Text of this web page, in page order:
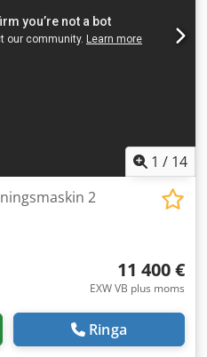
1 / 14
2
11 400 €
EXW VB plus moms
Ringa